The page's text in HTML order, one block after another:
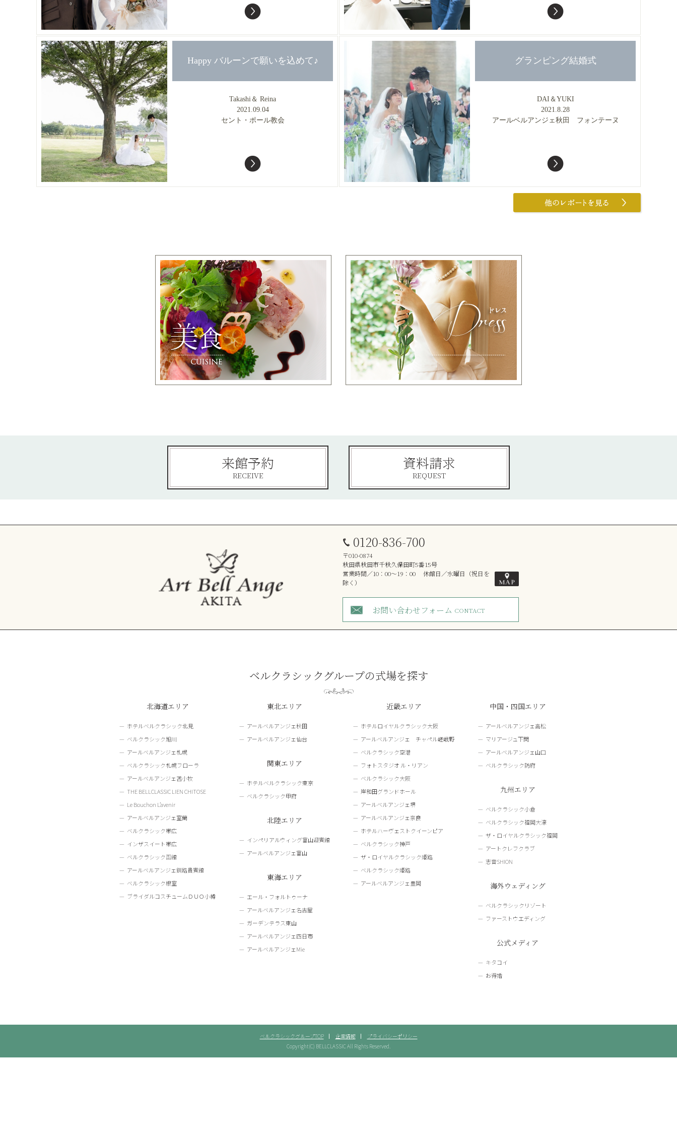
Happy バルーンで願いを込めて♪
Takashi＆ Reina
2021.09.04
セント・ポール教会
グランピング結婚式
DAI＆YUKI
2021.8.28
アールベルアンジェ秋田 フォンテーヌ
来館予約
RECEIVE
資料請求
REQUEST
0120-836-700
〒010-0874
秋田県秋田市千秋久保田町5番15号
営業時間／10：00～19：00 休館日／水曜日（祝日を
除く）
お問い合わせフォーム CONTACT
ベルクラシックグループの式場を探す
北海道エリア
ホテルベルクラシック北見
ベルクラシック旭川
アールベルアンジェ札幌
ベルクラシック札幌フローラ
アールベルアンジェ苫小牧
THE BELLCLASSIC LIEN CHITOSE
Le Bouchon L’avenir
アールベルアンジェ室蘭
ベルクラシック帯広
インザスイート帯広
ベルクラシック函館
アールベルアンジェ釧路貴賓館
ベルクラシック根室
ブライダルコスチュームＤＵＯ小樽
東北エリア
アールベルアンジェ秋田
アールベルアンジェ仙台
関東エリア
ホテルベルクラシック東京
ベルクラシック甲府
北陸エリア
インペリアルウィング富山迎賓館
アールベルアンジェ富山
東海エリア
エール・フォルトゥーナ
アールベルアンジェ名古屋
ガーデンテラス東山
アールベルアンジェ四日市
アールベルアンジェMie
近畿エリア
ホテルロイヤルクラシック大阪
アールベルアンジェ チャペル嵯峨野
ベルクラシック空港
フォトスタジオ ル・リアン
ベルクラシック大阪
岸和田グランドホール
アールベルアンジェ堺
アールベルアンジェ奈良
ホテルハーヴェストクイーンピア
ベルクラシック神戸
ザ・ロイヤルクラシック姫路
ベルクラシック姫路
アールベルアンジェ豊岡
中国・四国エリア
アールベルアンジェ高松
マリアージュ下関
アールベルアンジェ山口
ベルクラシック防府
九州エリア
ベルクラシック小倉
ベルクラシック福岡大濠
ザ・ロイヤルクラシック福岡
アートクレフクラブ
志音SHION
海外ウェディング
ベルクラシックリゾート
ファーストウエディング
公式メディア
キタコイ
お得婚
ベルクラシックグループTOP 企業情報
プライバシーポリシー
Copyright(C) BELLCLASSIC All Rights Reserved.